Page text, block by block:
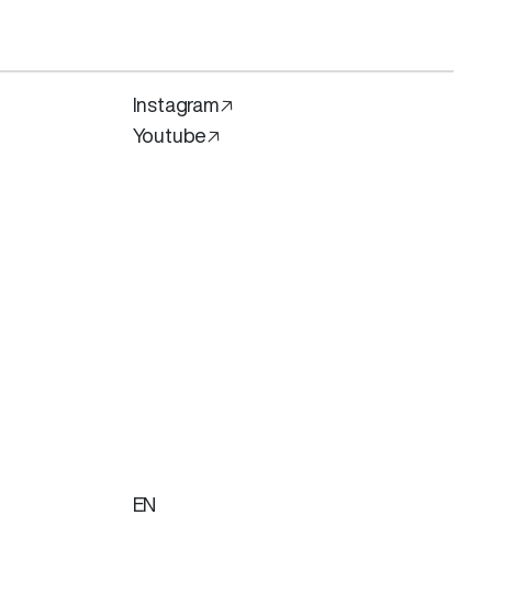
Instagram🡥
Youtube🡥
EN